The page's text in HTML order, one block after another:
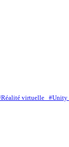
virtuelle #Unity